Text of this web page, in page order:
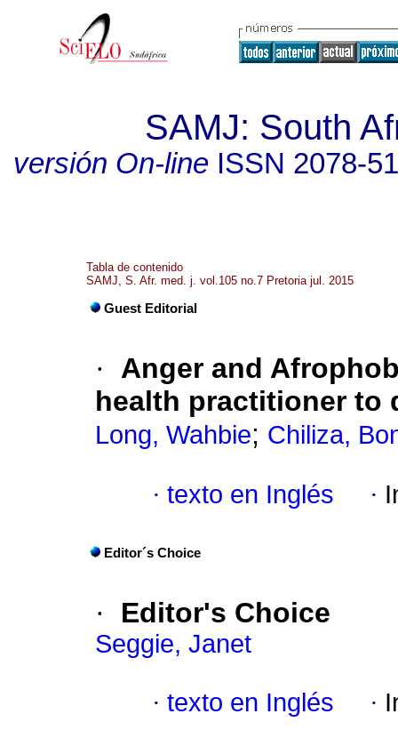
SAMJ: South
versión On-lineISSN 2078-
Tabla de contenido
SAMJ, S. Afr. med. j. vol.105 no.7 Pretoria jul. 2015
Guest Editorial
·
Anger and
health practitioner to
Long, Wahbie; Chiliza,
· texto en Inglés ·
Editor´s Choice
· Editor's Choice
Seggie, Janet
· texto en Inglés ·